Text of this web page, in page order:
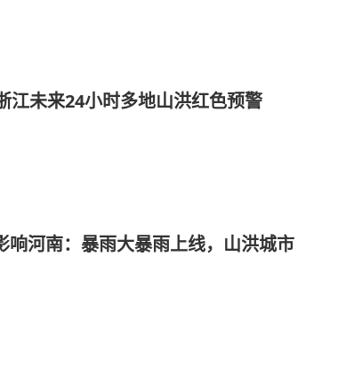
江未来24小时多地山洪红色预警
响河南：暴雨大暴雨上线，山洪城市